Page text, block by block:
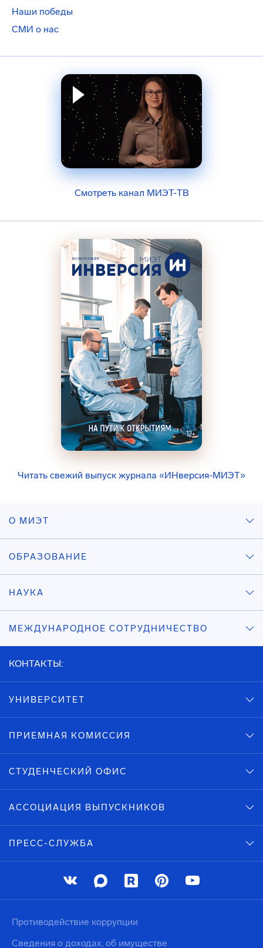
Наши победы
СМИ о нас
Смотреть канал МИЭТ-ТВ
Читать свежий выпуск журнала «ИНверсия-МИЭТ»
О МИЭТ
ОБРАЗОВАНИЕ
НАУКА
МЕЖДУНАРОДНОЕ СОТРУДНИЧЕСТВО
КОНТАКТЫ:
УНИВЕРСИТЕТ
ПРИЕМНАЯ КОМИССИЯ
СТУДЕНЧЕСКИЙ ОФИС
АССОЦИАЦИЯ ВЫПУСКНИКОВ
ПРЕСС-СЛУЖБА
Противодействие коррупции
Сведения о доходах, об имуществе